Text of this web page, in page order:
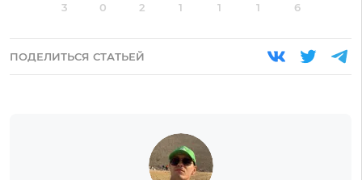
3 0 2 1 1 1 6
ПОДЕЛИТЬСЯ СТАТЬЕЙ